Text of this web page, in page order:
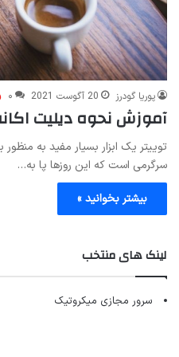
پوریا گودرز 20 آگوست 2021 ۰
آموزش نحوه دیلیت
توییتر یک ابزار بسیار مفید به منظور
سرگرمی است که این روزها پا به…
بیشتر بخوانید »
لینک های منتخب
سرور مجازی میکروتیک